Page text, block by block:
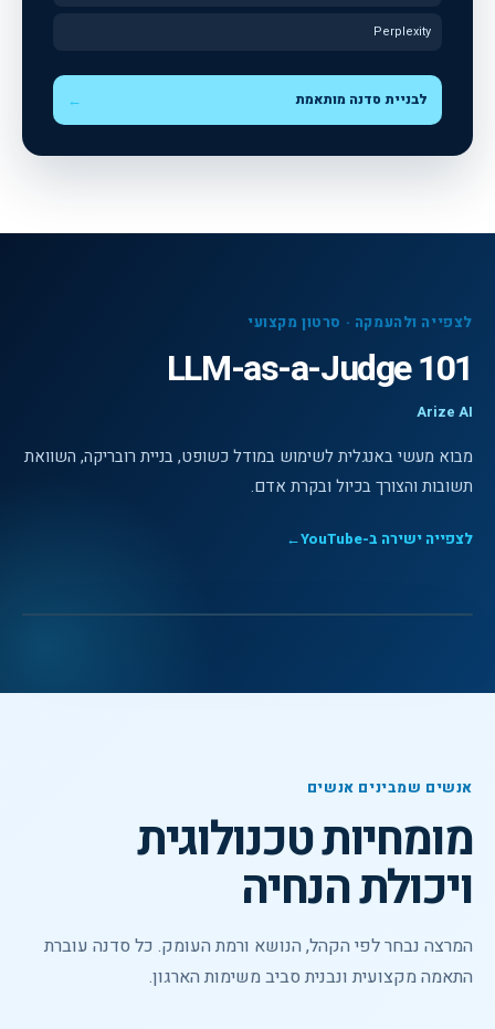
Perplexity
לבניית סדנה מותאמת ←
לצפייה ולהעמקה · סרטון מקצועי
LLM-as-a-Judge 101
Arize AI
מבוא מעשי באנגלית לשימוש במודל כשופט, בניית רובריקה, השוואת
תשובות והצורך בכיול ובקרת אדם.
לצפייה ישירה ב-YouTube ←
אנשים שמבינים אנשים
מומחיות טכנולוגית
ויכולת הנחיה
המרצה נבחר לפי הקהל, הנושא ורמת העומק. כל סדנה עוברת
התאמה מקצועית ונבנית סביב משימות הארגון.